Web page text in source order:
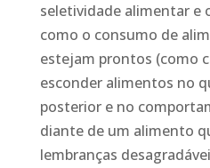
seletividade alimentar e
como o consumo de
estejam prontos (como
esconder alimentos no
posterior e no
diante de um alimento
lembranças